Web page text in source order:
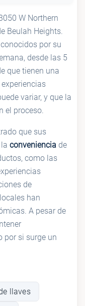
W Northern
Beulah Heights.
por su
desde las 5
que tienen una
variar, y que la
el proceso.
que sus
conveniencia de
como las
de
han
A pesar de
por si surge un
llaves